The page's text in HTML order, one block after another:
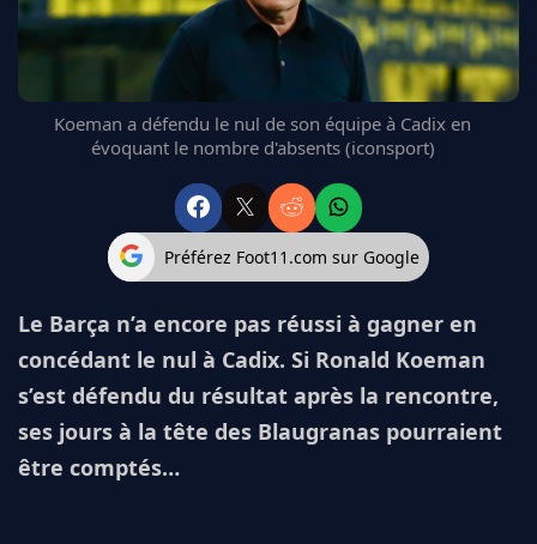
MANCHESTER UNITED
CHELSEA
BAYERN
L'AVIS DE LA RÉDAC'
Koeman a défendu le nul de son équipe à Cadix en
évoquant le nombre d'absents (iconsport)
Préférez Foot11.com sur Google
Le Barça n’a encore pas réussi à gagner en
concédant le nul à Cadix. Si Ronald Koeman
s’est défendu du résultat après la rencontre,
ses jours à la tête des Blaugranas pourraient
être comptés…